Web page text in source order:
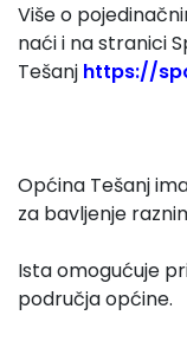
Više o
naći i na stranici
Tešanj https://
Općina Tešanj
za bavljenje
Ista omogućuje
područja općine.